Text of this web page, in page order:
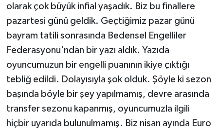
olarak çok büyük infial yaşadık. Biz bu finallere
pazartesi günü geldik. Geçtiğimiz pazar günü
bayram tatili sonrasında Bedensel Engelliler
Federasyonu'ndan bir yazı aldık. Yazıda
oyuncumuzun bir engelli puanının ikiye çıktığı
tebliğ edildi. Dolayısıyla şok olduk. Şöyle ki sezon
başında böyle bir şey yapılmamış, devre arasında
transfer sezonu kapanmış, oyuncumuzla ilgili
hiçbir uyarıda bulunulmamış. Biz nisan ayında Euro
SİYASET
TEKNOLOJİ
Turizm